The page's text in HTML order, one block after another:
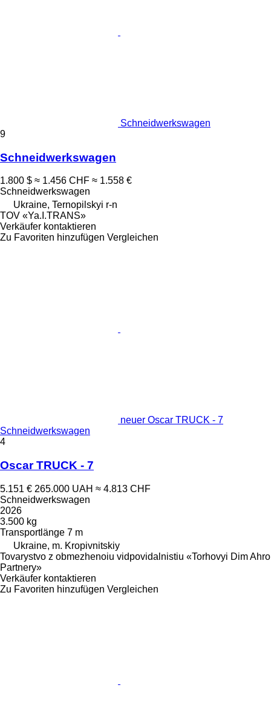
Schneidwerkswagen
9
Schneidwerkswagen
1.800 $ ≈ 1.456 CHF ≈ 1.558 €
Schneidwerkswagen
Ukraine, Ternopilskyi r-n
TOV «Ya.I.TRANS»
Verkäufer kontaktieren
Zu Favoriten hinzufügen Vergleichen
neuer Oscar TRUCK - 7
Schneidwerkswagen
4
Oscar TRUCK - 7
5.151 € 265.000 UAH ≈ 4.813 CHF
Schneidwerkswagen
2026
3.500 kg
Transportlänge 7 m
Ukraine, m. Kropivnitskiy
Tovarystvo z obmezhenoiu vidpovidalnistiu «Torhovyi Dim Ahro
Partnery»
Verkäufer kontaktieren
Zu Favoriten hinzufügen Vergleichen